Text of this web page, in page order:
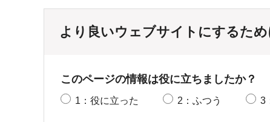
より良いウェブサイトにするた
このページの情報は役に立ちましたか？
1：役に立った 2：ふつう 3